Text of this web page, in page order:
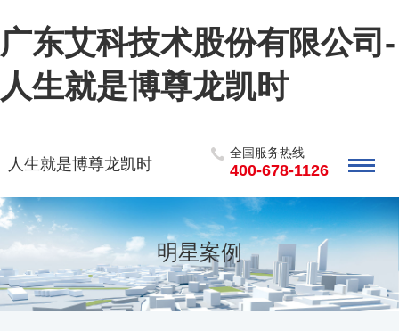
广东艾科技术股份有限公司-
人生就是博尊龙凯时
人生就是博尊龙凯时
全国服务热线
400-678-1126
明星案例